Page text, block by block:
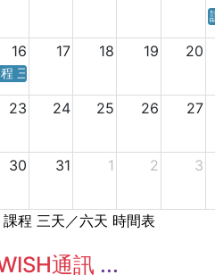
16 17 18 19 20
三天／六天 時間表
23 24 25 26 27
30 31 1 2 3
課程 三天／六天 時間表
通訊